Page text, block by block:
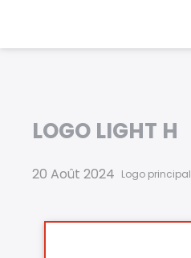
LOGO LIGHT H
20 Août 2024 Logo principal